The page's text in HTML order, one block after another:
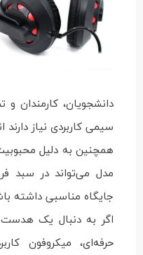
دانشجویان، کارمندان
سیمی کاربردی نیاز
همچنین به دلیل
مدل می‌تواند در سبد
جایگاه مناسبی داشته
اگر به دنبال یک
حرفه‌ای، میکروفون